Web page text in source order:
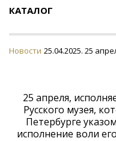
КАТАЛОГ
Новости 25.04.2025. 25
25 апреля,
Русского музея,
Петербурге
исполнение воли